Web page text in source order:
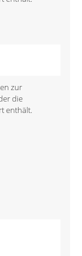
zur
die
enthält.